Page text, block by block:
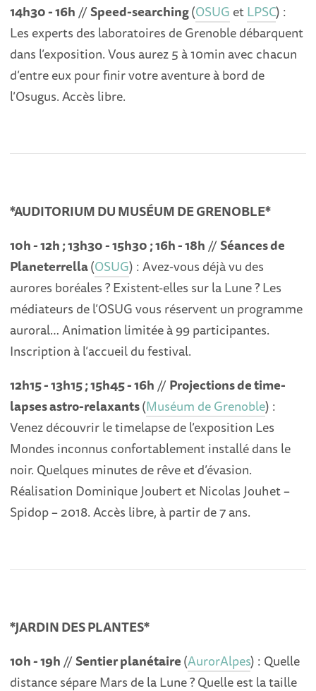
14h30 - 16h//Speed-searching(OSUG etLPSC) :
Les experts des laboratoires de Grenoble débarquent
dans l’exposition. Vous aurez 5 à 10min avec chacun
d’entre eux pour finir votre aventure à bord de
l’Osugus. Accès libre.
*AUDITORIUM DU MUSÉUM DE GRENOBLE*
10h - 12h ; 13h30 - 15h30 ; 16h - 18h//Séances de
Planeterrella(OSUG) : Avez-vous déjà vu des
aurores boréales ? Existent-elles sur la Lune ? Les
médiateurs de l’OSUG vous réservent un programme
auroral… Animation limitée à 99 participantes.
Inscription à l’accueil du festival.
12h15 - 13h15 ; 15h45 - 16h//Projections de time-
lapses astro-relaxants(Muséum de Grenoble) :
Venez découvrir le timelapse de l’exposition Les
Mondes inconnus confortablement installé dans le
noir. Quelques minutes de rêve et d’évasion.
Réalisation Dominique Joubert et Nicolas Jouhet –
Spidop – 2018. Accès libre, à partir de 7 ans.
*JARDIN DES PLANTES*
10h - 19h//Sentier planétaire(AurorAlpes) : Quelle
distance sépare Mars de la Lune ? Quelle est la taille